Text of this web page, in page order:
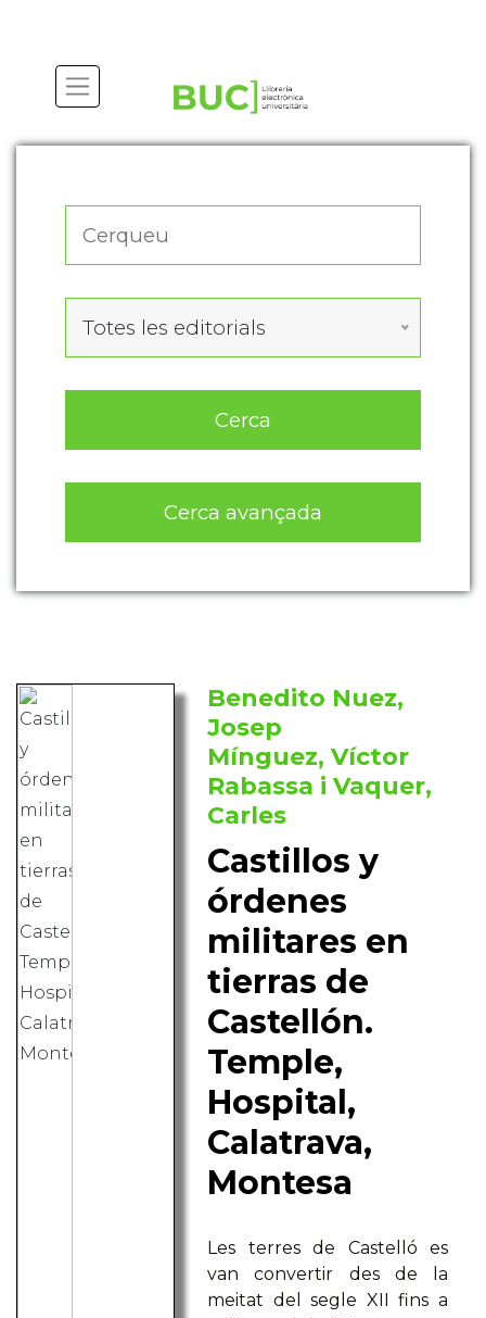
Totes les editorials
Cerca
Cerca avançada
Benedito Nuez,
Josep
Mínguez, Víctor
Rabassa i Vaquer,
Carles
Castillos y
órdenes
militares en
tierras de
Castellón.
Temple,
Hospital,
Calatrava,
Montesa
Les terres de Castelló es
van convertir des de la
meitat del segle XII fins a